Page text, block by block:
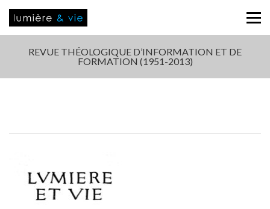
REVUE THÉOLOGIQUE D’INFORMATION ET DE
FORMATION (1951-2013)